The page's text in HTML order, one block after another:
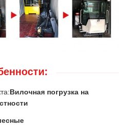
Вилочная погрузка на